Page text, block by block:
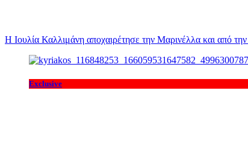
Η Ιουλία Καλλιμάνη αποχαιρέτησε την Μαρινέλλα και από
Exclusive